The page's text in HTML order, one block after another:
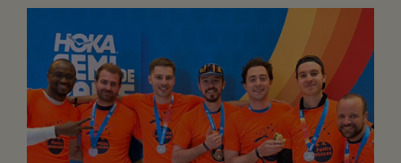
ASSURANCE VIE/LEGS
ESPACE PRESSE